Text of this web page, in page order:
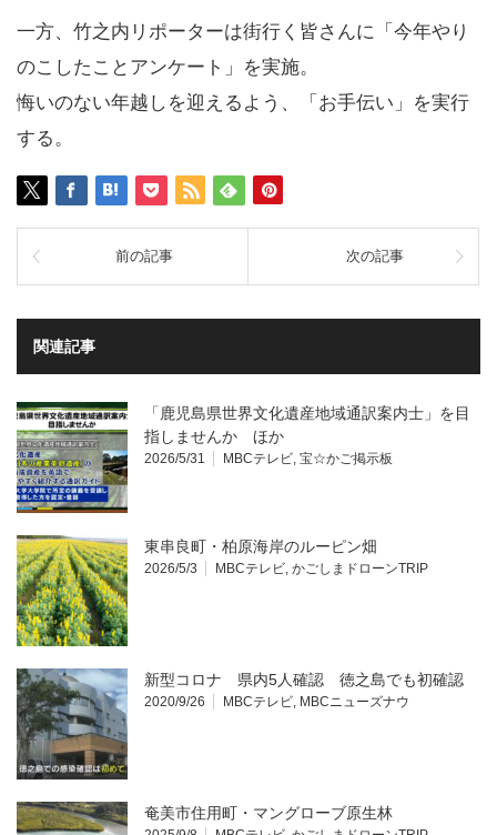
一方、竹之内リポーターは街行く皆さんに「今年やり
のこしたことアンケート」を実施。
悔いのない年越しを迎えるよう、「お手伝い」を実行
する。
前の記事 次の記事
関連記事
「鹿児島県世界文化遺産地域通訳案内士」を目
指しませんか ほか
2026/5/31 MBCテレビ, 宝☆かご掲示板
東串良町・柏原海岸のルーピン畑
2026/5/3 MBCテレビ, かごしまドローンTRIP
新型コロナ 県内5人確認 徳之島でも初確認
2020/9/26 MBCテレビ, MBCニューズナウ
奄美市住用町・マングローブ原生林